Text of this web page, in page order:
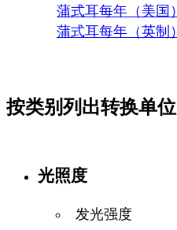
蒲式耳每年（美国）
蒲式耳每年（英制）
按类别列出转换单位
光照度
发光强度